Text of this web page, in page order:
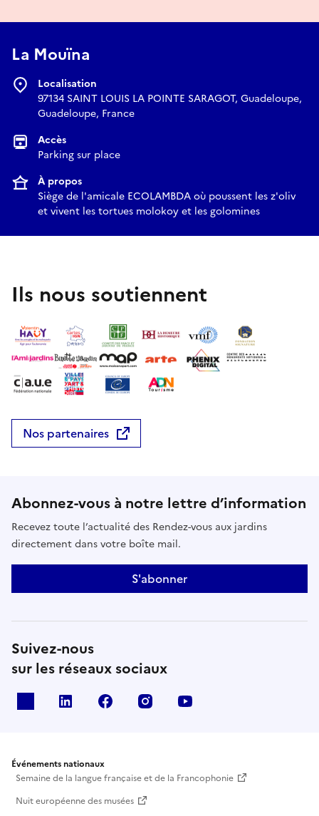
La Mouïna
Localisation
97134 SAINT LOUIS LA POINTE SARAGOT, Guadeloupe,
Guadeloupe, France
Accès
Parking sur place
À propos
Siège de l'amicale ECOLAMBDA où poussent les z'oliv
et vivent les tortues molokoy et les golomines
Ils nous soutiennent
Nos partenaires
Abonnez-vous à notre lettre d’information
Recevez toute l’actualité des Rendez-vous aux jardins
directement dans votre boîte mail.
S'abonner
Suivez-nous
sur les réseaux sociaux
Linkedin Facebook Instagram
Événements nationaux
Semaine de la langue française et de la Francophonie
Nuit européenne des musées